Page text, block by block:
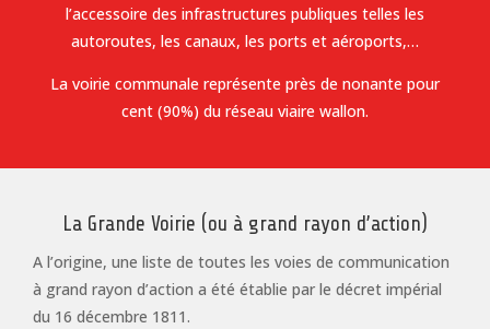
l’accessoire des infrastructures publiques telles les
autoroutes, les canaux, les ports et aéroports,…
La voirie communale représente près de nonante pour
cent (90%) du réseau viaire wallon.
La Grande Voirie (ou à grand rayon d’action)
A l’origine, une liste de toutes les voies de communication
à grand rayon d’action a été établie par le décret impérial
du 16 décembre 1811.